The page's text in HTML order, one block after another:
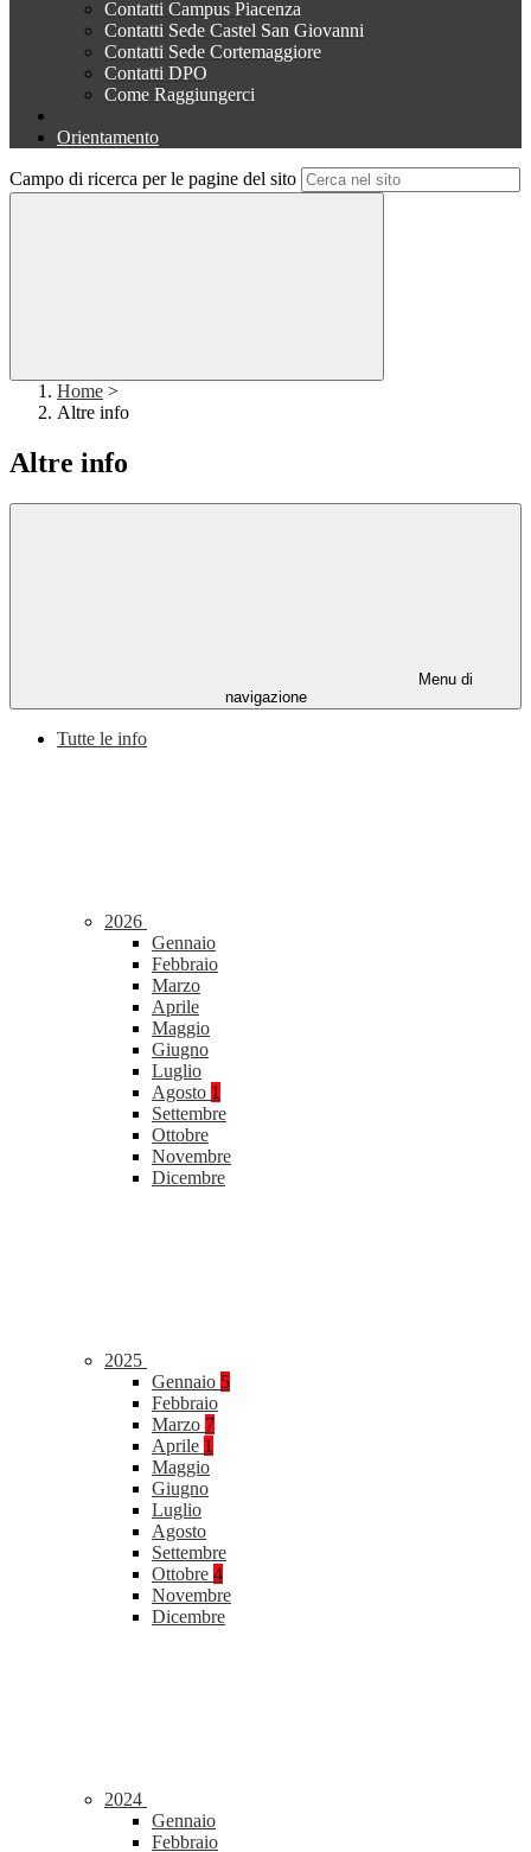
Contatti Campus Piacenza
Contatti Sede Castel San Giovanni
Contatti Sede Cortemaggiore
Contatti DPO
Come Raggiungerci
Orientamento
Campo di ricerca per le pagine del sito
Home >
Altre info
Altre info
Menu di
navigazione
Tutte le info
2026
Gennaio
Febbraio
Marzo
Aprile
Maggio
Giugno
Luglio
Agosto 1
Settembre
Ottobre
Novembre
Dicembre
2025
Gennaio 5
Febbraio
Marzo 7
Aprile 1
Maggio
Giugno
Luglio
Agosto
Settembre
Ottobre 4
Novembre
Dicembre
2024
Gennaio
Febbraio